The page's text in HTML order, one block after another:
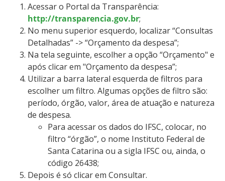
Acessar o Portal da Transparência:
http://transparencia.gov.br;
No menu superior esquerdo, localizar “Consultas
Detalhadas” -> “Orçamento da despesa”;
Na tela seguinte, escolher a opção “Orçamento" e
após clicar em "Orçamento da despesa”;
Utilizar a barra lateral esquerda de filtros para
escolher um filtro. Algumas opções de filtro são:
período, órgão, valor, área de atuação e natureza
de despesa.
Para acessar os dados do IFSC, colocar, no
filtro “órgão”, o nome Instituto Federal de
Santa Catarina ou a sigla IFSC ou, ainda, o
código 26438;
Depois é só clicar em Consultar.